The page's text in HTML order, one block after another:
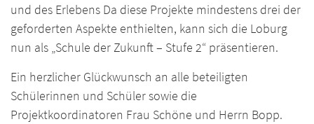
und des Erlebens Da diese Projekte mindestens drei der
geforderten Aspekte enthielten, kann sich die Loburg
nun als „Schule der Zukunft – Stufe 2“ präsentieren.
Ein herzlicher Glückwunsch an alle beteiligten
Schülerinnen und Schüler sowie die
Projektkoordinatoren Frau Schöne und Herrn Bopp.